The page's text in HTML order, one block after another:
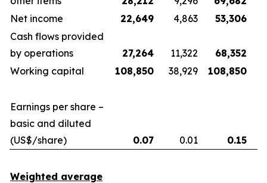
Net income
22,649 4,863 53,306
Cash flows provided
by operations
27,264 11,322 68,352
Working capital
108,850 38,929 108,850
Earnings per share –
basic and diluted
(US$/share)
0.07 0.01 0.15
Weighted average